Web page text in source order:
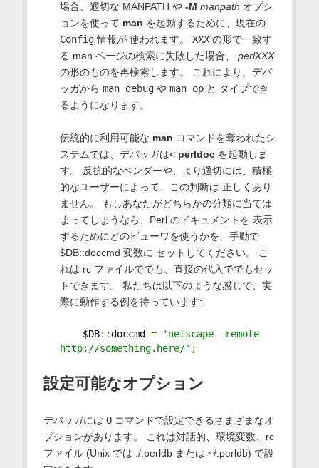
場合、適切な MANPATH や -M manpath オプシ
ョンを使って man を起動するために、現在の
Config情報が 使われます。 XXXの形で一致す
る man ページの検索に失敗した場合、 perlXXX
の形のものを再検索します。 これにより、デバ
ッガから man debugや man opと タイプでき
るようになります。
伝統的に利用可能な man コマンドを奪われたシ
ステムでは、デバッガは< perldocを起動しま
す。 反抗的なベンダーや、より適切には、積極
的なユーザーによって、この判断は 正しくあり
ません。 もしあなたがどちらかの分類に当ては
まってしまうなら、Perl のドキュメントを 表示
するためにどのビューワを使うかを、手動で
$DB::doccmd 変数に セットしてください。 こ
れは rc ファイルででも、直接の代入ででもセッ
トできます。 私たちは以下のような感じで、実
際に動作する例を待っています:
$DB::doccmd =
'netscape -remote
http://something.here/' ;
設定可能なオプション
デバッガには Oコマンドで設定できるさまざまなオ
プションがあります。 これは対話的、環境変数、rc
ファイル (Unix では ./.perldb または ~/.perldb) で設